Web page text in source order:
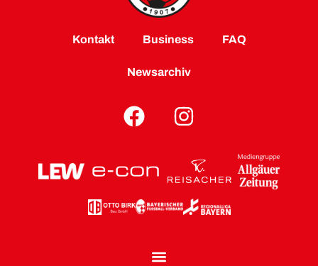
Kontakt Business FAQ
Newsarchiv